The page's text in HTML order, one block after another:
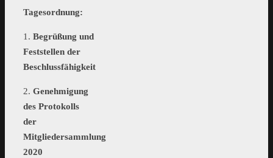
Tagesordnung:
1. Begrüßung und
Feststellen der
Beschlussfähigkeit
2. Genehmigung
des Protokolls
der
Mitgliedersammlung
2020